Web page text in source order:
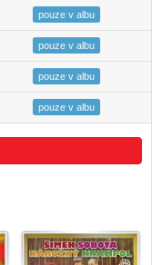
01:08
pouze v albu
06:32
pouze v albu
00:39
pouze v albu
04:28
pouze v albu